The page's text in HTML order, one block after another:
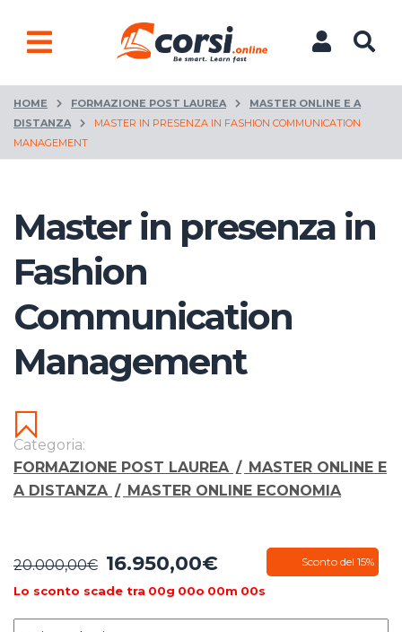
HOME FORMAZIONE POST LAUREA
MASTER ONLINE E A
DISTANZA
MASTER IN PRESENZA IN FASHION COMMUNICATION
MANAGEMENT
Master in presenza in
Fashion
Communication
Management
Categoria:
FORMAZIONE POST LAUREA / MASTER ONLINE E
A DISTANZA / MASTER ONLINE ECONOMIA
20.000,00€ Il
prezzo
era:
16.950,00€Il
è:
Sconto del 15%
Lo sconto scade tra 00g 00o 00m 00s